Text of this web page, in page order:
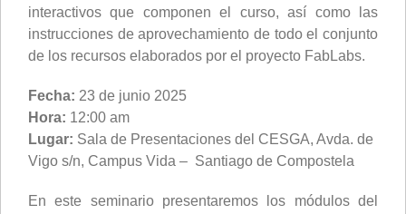
interactivos que componen el curso, así como las
instrucciones de aprovechamiento de todo el conjunto
de los recursos elaborados por el proyecto FabLabs.
Fecha: 23 de junio 2025
Hora: 12:00 am
Lugar: Sala de Presentaciones del CESGA, Avda. de
Vigo s/n, Campus Vida – Santiago de Compostela
En este seminario presentaremos los módulos del